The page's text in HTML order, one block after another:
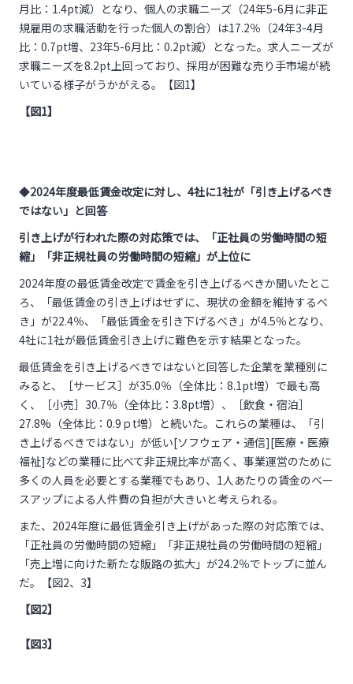
月比：1.4pt減）となり、個人の求職ニーズ（24年5-6月に非正
規雇用の求職活動を行った個人の割合）は17.2％（24年3-4月
比：0.7pt増、23年5-6月比：0.2pt減）となった。求人ニーズが
求職ニーズを8.2pt上回っており、採用が困難な売り手市場が続
いている様子がうかがえる。【図1】
【図1】
◆2024年度最低賃金改定に対し、4社に1社が「引き上げるべき
ではない」と回答
引き上げが行われた際の対応策では、
「正社員の労働時間の短
縮」「非正規社員の労働時間の短縮」が上位に
2024年度の最低賃金改定で賃金を引き上げるべきか聞いたとこ
ろ、「最低賃金の引き上げはせずに、現状の金額を維持するべ
き」が22.4％、「最低賃金を引き下げるべき」が4.5％となり、
4社に1社が最低賃金引き上げに難色を示す結果となった。
最低賃金を引き上げるべきではないと回答した企業を業種別に
みると、［サービス］が35.0％（全体比：8.1pt増）で最も高
く、［小売］30.7％（全体比：3.8pt増）、［飲食・宿泊］
27.8%（全体比：0.9ｐt増）と続いた。これらの業種は、「引
き上げるべきではない」が低い[ソフウェア・通信][医療・医療
福祉]などの業種に比べて非正規比率が高く、事業運営のために
多くの人員を必要とする業種でもあり、1人あたりの賃金のベー
スアップによる人件費の負担が大きいと考えられる。
また、2024年度に最低賃金引き上げがあった際の対応策では、
「正社員の労働時間の短縮」「非正規社員の労働時間の短縮」
「売上増に向けた新たな販路の拡大」が24.2％でトップに並ん
だ。【図2、3】
【図2】
【図3】